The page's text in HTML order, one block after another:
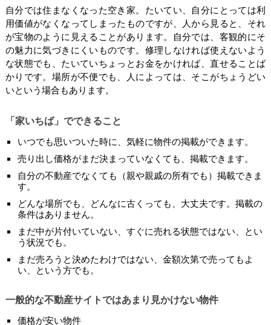
自分では住まなくなった空き家。たいてい、自分にとっては利
用価値がなくなってしまったものですが、人から見ると、それ
が宝物のように見えることがあります。自分では、客観的にそ
の魅力に気づきにくいものです。修理しなければ使えないよう
な状態でも、たいていちょっとお金をかければ、直せることば
かりです。場所が不便でも、人によっては、そこがちょうどい
いという場合もあります。
「家いちば」でできること
いつでも思いついた時に、気軽に物件の掲載ができます。
売り出し価格がまだ決まっていなくても、掲載できます。
自分の不動産でなくても（親や親戚の所有でも）掲載できま
す。
どんな場所でも、どんなに古くっても、大丈夫です。掲載の
条件はありません。
まだ中が片付いていない、すぐに売れる状態ではない、とい
う状況でも。
まだ売ろうと決めたわけではない、金額次第で売ってもよ
い、という方でも。
一般的な不動産サイトではあまり見かけない物件
価格が安い物件